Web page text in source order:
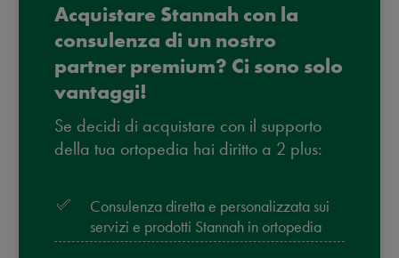
Acquistare Stannah con la
consulenza di un nostro
partner premium? Ci sono solo
vantaggi!
Se decidi di acquistare con il supporto
della tua ortopedia hai diritto a 2 plus:
Consulenza diretta e personalizzata sui
servizi e prodotti Stannah in ortopedia